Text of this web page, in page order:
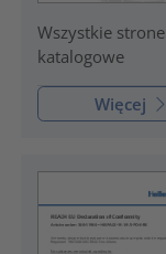
Wszystkie strone
katalogowe
Więcej